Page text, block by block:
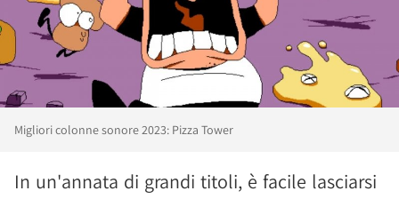
Migliori colonne sonore 2023: Pizza Tower
In un'annata di grandi titoli, è facile lasciarsi